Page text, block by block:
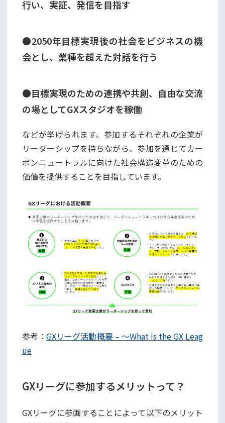
行い、実証、発信を目指す
●2050年目標実現後の社会をビジネスの機
会とし、業種を超えた対話を行う
●目標実現のための連携や共創、自由な交流
の場としてGXスタジオを稼働
などが挙げられます。参加するそれぞれの企業が
リーダーシップを持ちながら、参加を通じてカー
ボンニュートラルに向けた社会構造変革のための
価値を提供することを目指しています。
参考：GXリーグ活動概要 – ～What is the GX Leag
ue
GXリーグに参加するメリットって？
GXリーグに参画することによって以下のメリット